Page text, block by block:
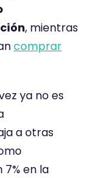
, mientras
comprar
ya no es
a otras
en la